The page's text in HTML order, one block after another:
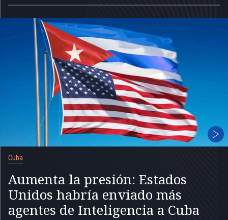
Cuba
Aumenta la presión: Estados
Unidos habría enviado más
agentes de Inteligencia a Cuba